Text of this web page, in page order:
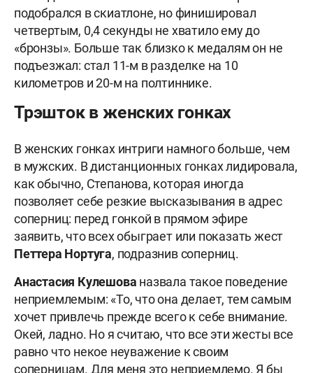
подобрался в скиатлоне, но финишировал
четвертым, 0,4 секунды не хватило ему до
«бронзы». Больше так близко к медалям он не
подъезжал: стал 11-м в разделке на 10
километров и 20-м на полтиннике.
Трэшток в женских гонках
В женских гонках интриги намного больше, чем
в мужских. В дистанционных гонках лидировала,
как обычно, Степанова, которая иногда
позволяет себе резкие высказывания в адрес
соперниц: перед гонкой в прямом эфире
заявить, что всех обыграет или показать жест
Петтера Нортуга, подразнив соперниц.
Анастасия Кулешова назвала такое поведение
неприемлемым: «То, что она делает, тем самым
хочет привлечь прежде всего к себе внимание.
Окей, ладно. Но я считаю, что все эти жесты все
равно что некое неуважение к своим
соперницам. Для меня это неприемлемо. Я бы